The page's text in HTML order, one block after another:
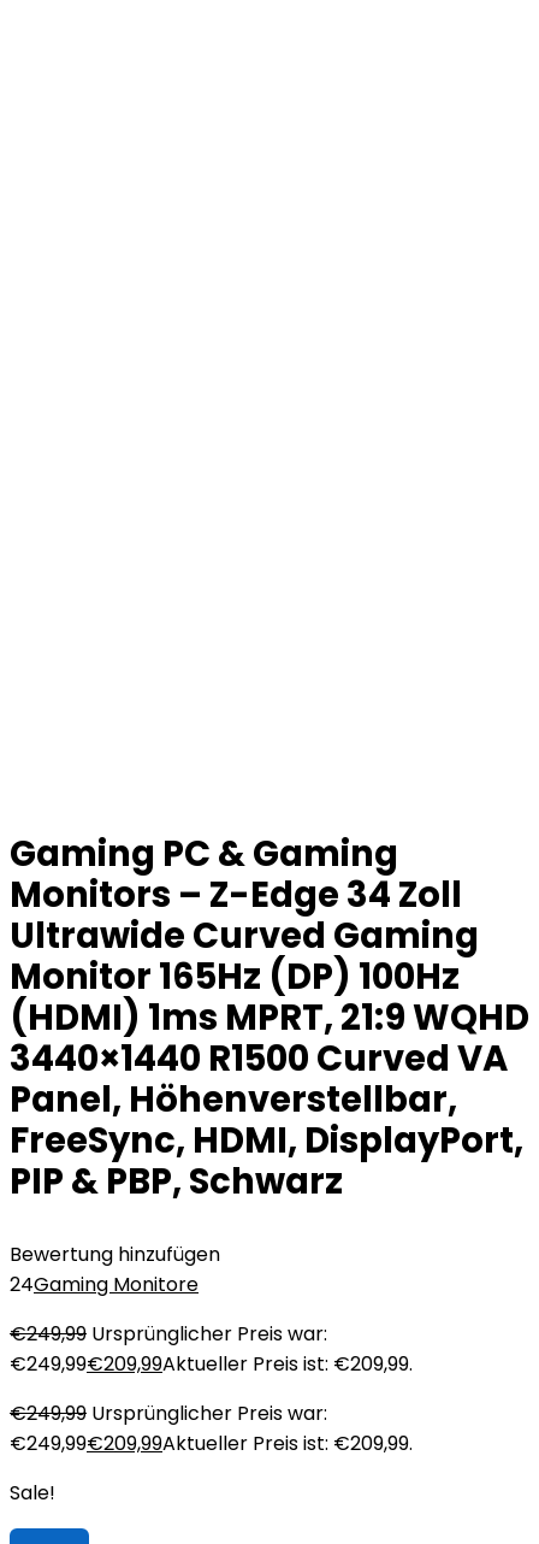
Gaming PC & Gaming
Monitors – Z-Edge 34 Zoll
Ultrawide Curved Gaming
Monitor 165Hz (DP) 100Hz
(HDMI) 1ms MPRT, 21:9 WQHD
3440×1440 R1500 Curved VA
Panel, Höhenverstellbar,
FreeSync, HDMI, DisplayPort,
PIP & PBP, Schwarz
Bewertung hinzufügen
24Gaming Monitore
€249,99 Ursprünglicher Preis war:
€249,99€209,99Aktueller Preis ist: €209,99.
€249,99 Ursprünglicher Preis war:
€249,99€209,99Aktueller Preis ist: €209,99.
Sale!